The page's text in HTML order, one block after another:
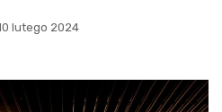
lutego 2024